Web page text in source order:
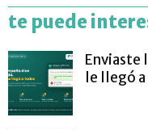
te puede
Enviaste
le llegó